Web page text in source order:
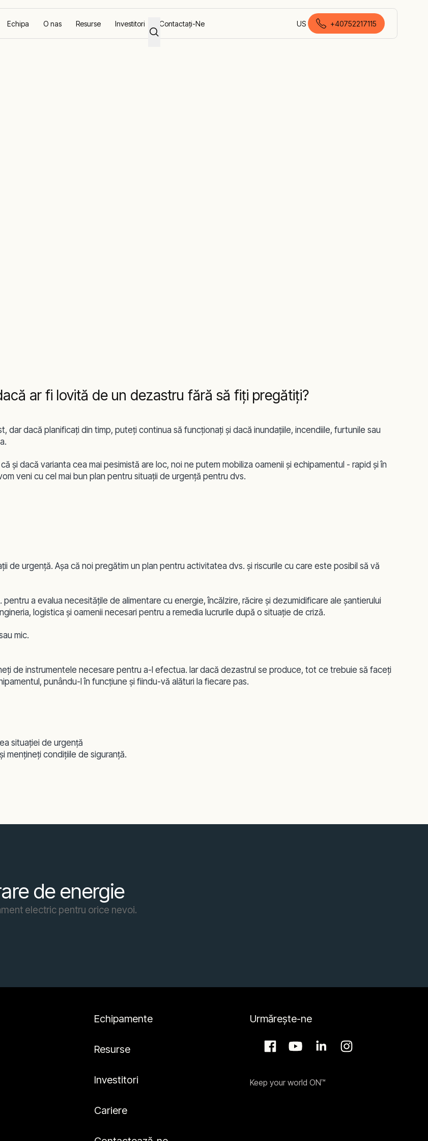
Echipa O nas Resurse Investitori Contactaţi-Ne US
română (România)
+40752217115
ar fi lovită de un dezastru fără să fiţi pregătiţi?
dar dacă planificaţi din timp, puteţi continua să funcţionaţi şi dacă inundaţiile, incendiile, furtunile sau
şi dacă varianta cea mai pesimistă are loc, noi ne putem mobiliza oamenii şi echipamentul - rapid şi în
veni cu cel mai bun plan pentru situaţii de urgenţă pentru dvs.
de urgenţă. Aşa că noi pregătim un plan pentru activitatea dvs. şi riscurile cu care este posibil să vă
a evalua necesităţile de alimentare cu energie, încălzire, răcire şi dezumidificare ale şantierului
logistica şi oamenii necesari pentru a remedia lucrurile după o situaţie de criză.
mic.
de instrumentele necesare pentru a-l efectua. Iar dacă dezastrul se produce, tot ce trebuie să faceţi
punându-l în funcţiune şi fiindu-vă alături la fiecare pas.
situaţiei de urgenţă
menţineţi condiţiile de siguranţă.
de energie
electric pentru orice nevoi.
Echipamente
Resurse
Investitori
Cariere
Urmărește-ne
Keep your world ON™